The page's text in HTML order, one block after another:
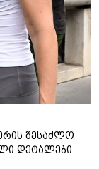
შესაძლო
დეტალები